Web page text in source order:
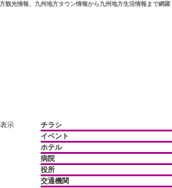
観光情報、九州地方タウン情報から九州地方生活情報まで網羅
示
チラシ
イベント
ホテル
病院
役所
交通機関